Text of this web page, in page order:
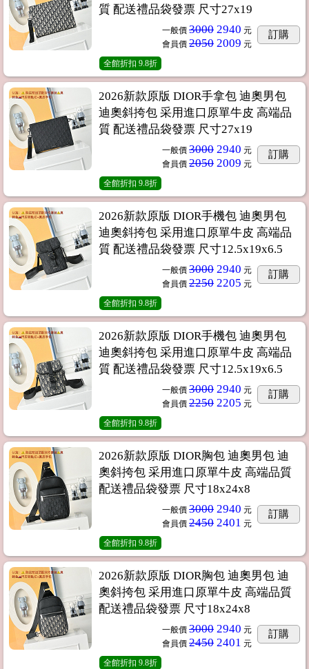
質 配送禮品袋發票 尺寸27x19
一般價 3000 2940 元
會員價 2050 2009 元
訂購
全館折扣 9.8折
2026新款原版 DIOR手拿包 迪奧男包
迪奧斜挎包 采用進口原單牛皮 高端品
質 配送禮品袋發票 尺寸27x19
一般價 3000 2940 元
會員價 2050 2009 元
訂購
全館折扣 9.8折
2026新款原版 DIOR手機包 迪奧男包
迪奧斜挎包 采用進口原單牛皮 高端品
質 配送禮品袋發票 尺寸12.5x19x6.5
一般價 3000 2940 元
會員價 2250 2205 元
訂購
全館折扣 9.8折
2026新款原版 DIOR手機包 迪奧男包
迪奧斜挎包 采用進口原單牛皮 高端品
質 配送禮品袋發票 尺寸12.5x19x6.5
一般價 3000 2940 元
會員價 2250 2205 元
訂購
全館折扣 9.8折
2026新款原版 DIOR胸包 迪奧男包 迪
奧斜挎包 采用進口原單牛皮 高端品質
配送禮品袋發票 尺寸18x24x8
一般價 3000 2940 元
會員價 2450 2401 元
訂購
全館折扣 9.8折
2026新款原版 DIOR胸包 迪奧男包 迪
奧斜挎包 采用進口原單牛皮 高端品質
配送禮品袋發票 尺寸18x24x8
一般價 3000 2940 元
會員價 2450 2401 元
訂購
全館折扣 9.8折